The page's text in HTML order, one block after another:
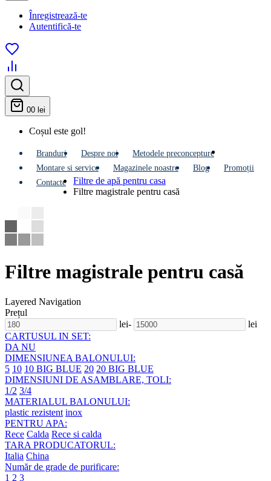
Înregistrează-te
Autentifică-te
00 lei
Coșul este gol!
Branduri Despre noi
Metodele preconcepture
Montare si service
Мagazinele noastre Blog
Promoții
Contacte
Filtre de apă pentru casa
Filtre magistrale pentru casă
Filtre magistrale pentru casă
Layered Navigation
Prețul
lei-
lei
CARTUSUL IN SET:
DA NU
DIMENSIUNEA BALONULUI:
5 10 10 BIG BLUE 20 20 BIG BLUE
DIMENSIUNI DE ASAMBLARE, TOLI:
1/2 3/4
MATERIALUL BALONULUI:
plastic rezistent inox
PENTRU APA:
Rece Calda Rece si calda
TARA PRODUCATORUL:
Italia China
Număr de grade de purificare:
1 2 3